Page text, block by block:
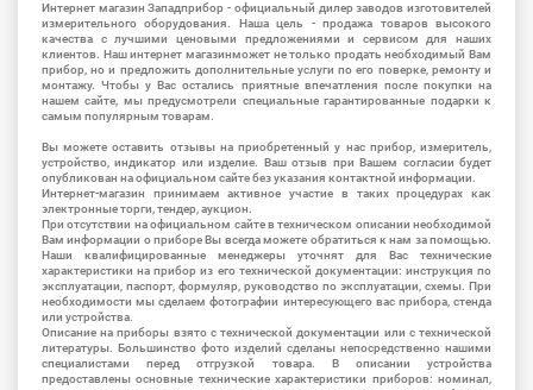
Интернет магазин Западприбор - официальный дилер заводов изготовителей
измерительного оборудования. Наша цель - продажа товаров высокого
качества с лучшими ценовыми предложениями и сервисом для наших
клиентов. Наш интернет магазинможет не только продать необходимый Вам
прибор, но и предложить дополнительные услуги по его поверке, ремонту и
монтажу. Чтобы у Вас остались приятные впечатления после покупки на
нашем сайте, мы предусмотрели специальные гарантированные подарки к
самым популярным товарам.
Вы можете оставить отзывы на приобретенный у нас прибор, измеритель,
устройство, индикатор или изделие. Ваш отзыв при Вашем согласии будет
опубликован на официальном сайте без указания контактной информации.
Интернет-магазин принимаем активное участие в таких процедурах как
электронные торги, тендер, аукцион.
При отсутствии на официальном сайте в техническом описании необходимой
Вам информации о приборе Вы всегда можете обратиться к нам за помощью.
Наши квалифицированные менеджеры уточнят для Вас технические
характеристики на прибор из его технической документации: инструкция по
эксплуатации, паспорт, формуляр, руководство по эксплуатации, схемы. При
необходимости мы сделаем фотографии интересующего вас прибора, стенда
или устройства.
Описание на приборы взято с технической документации или с технической
литературы. Большинство фото изделий сделаны непосредственно нашими
специалистами перед отгрузкой товара. В описании устройства
предоставлены основные технические характеристики приборов: номинал,